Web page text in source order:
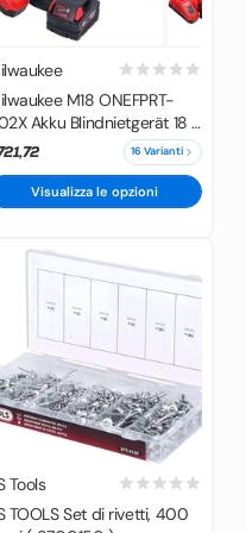
M18 ONEFPRT-
Akku Blindnietgerät 18 V
kN Brushless + 2x Akku
Ah + Ladegerät + HD Box
16 Varianti
Visualizza le opzioni
Tools
TOOLS Set di rivetti, 400